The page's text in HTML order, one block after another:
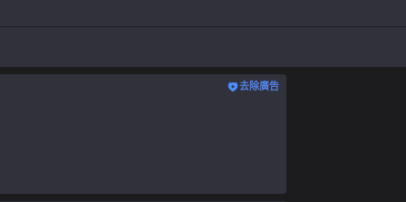
去除廣告